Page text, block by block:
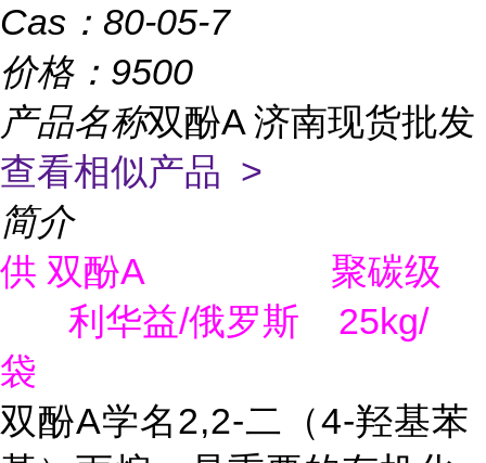
Cas： 80-05-7
价格： 9500
产品名称双酚A 济南现货批发
查看相似产品 >
简介
供 双酚A 聚碳级
利华益/俄罗斯 25kg/
袋
双酚A学名2,2-二（4-羟基苯